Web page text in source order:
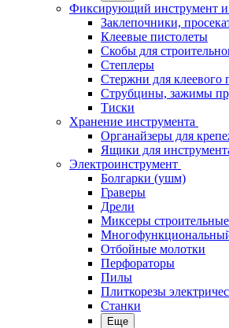
Фиксирующий инструмент
Заклепочники,
Клеевые пистолеты
Скобы для
Степлеры
Стержни для клеевого
Струбцины, зажимы
Тиски
Хранение инструмента
Органайзеры для
Ящики для
Электроинструмент
Болгарки (ушм)
Граверы
Дрели
Миксеры строительные
Отбойные молотки
Перфораторы
Пилы
Плиткорезы
Станки
Еще